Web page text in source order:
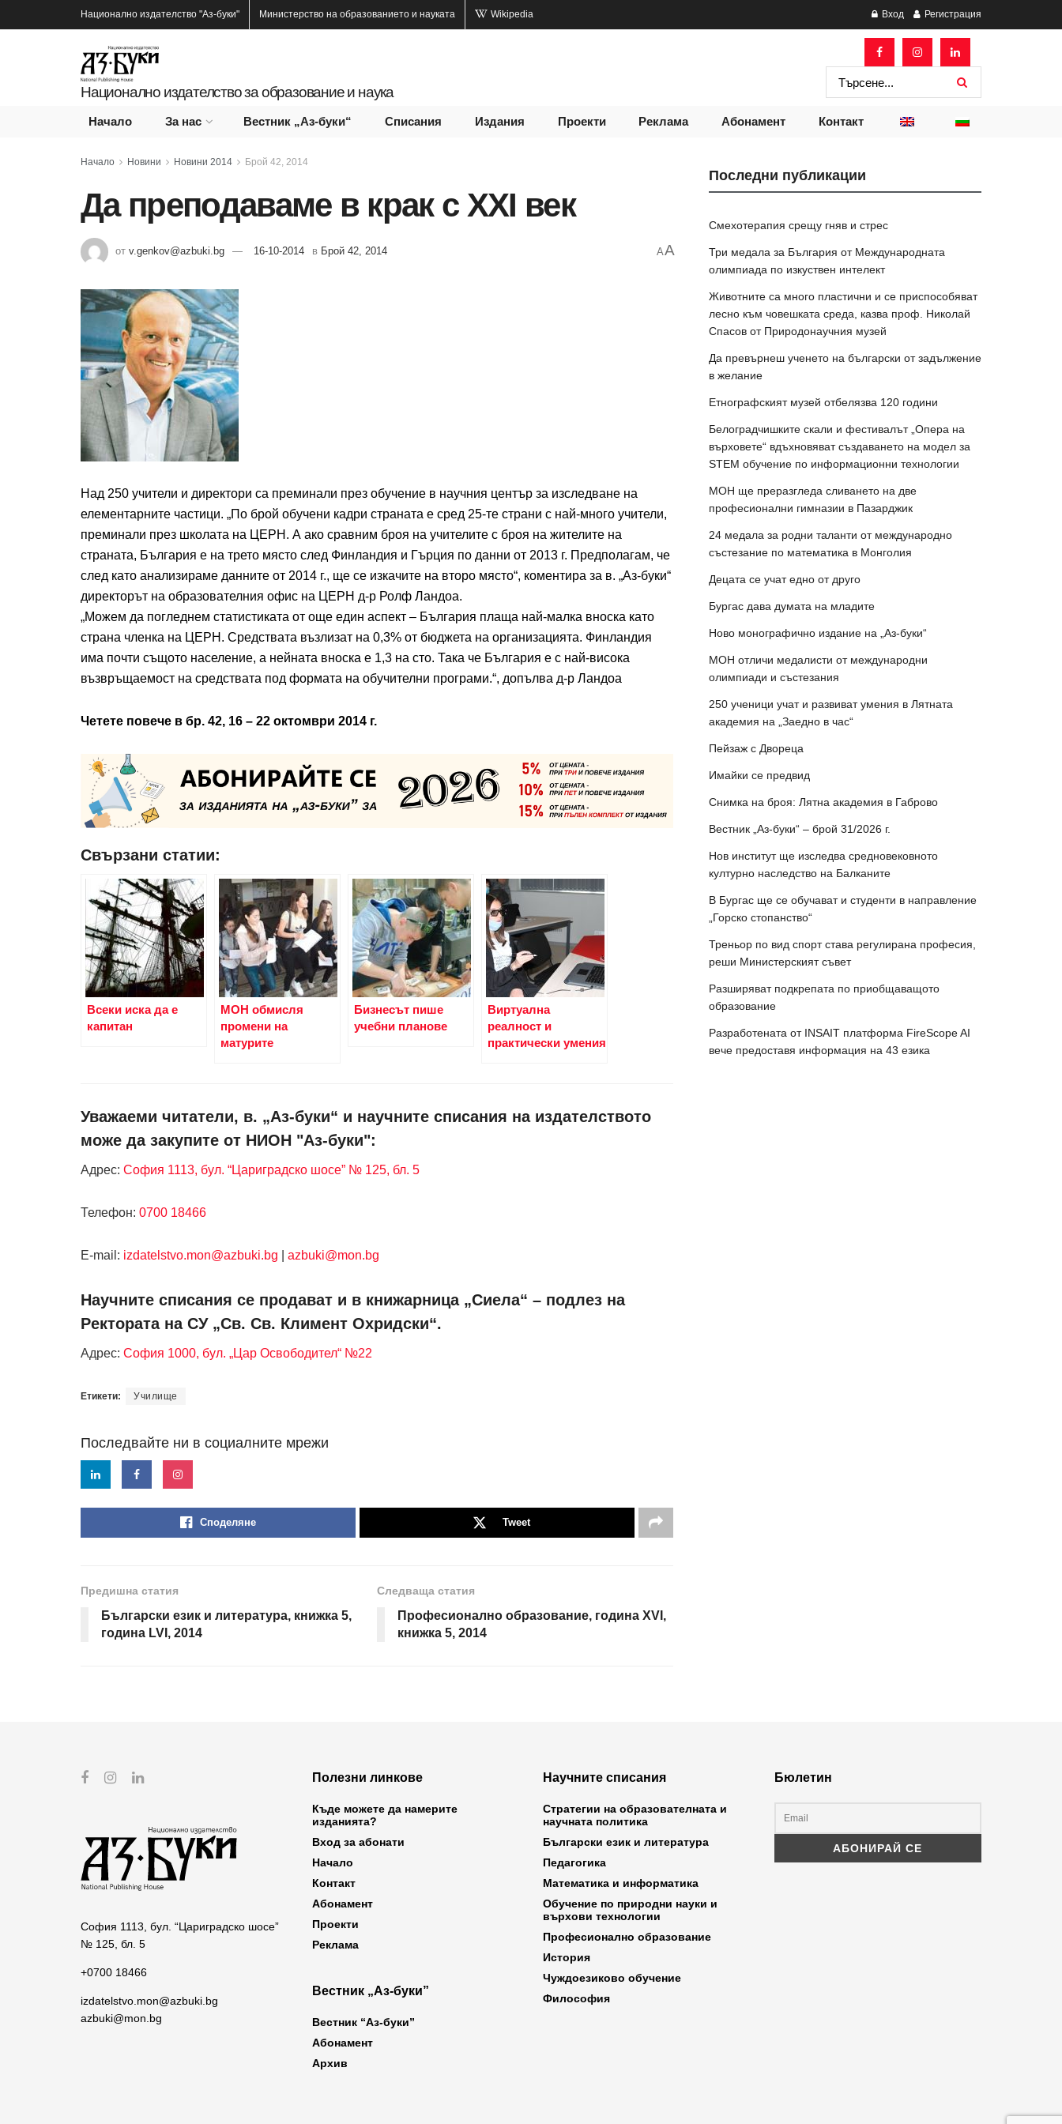
Национално издателство "Аз-буки" Министерство на образованието и науката Wikipedia Вход Регистрация
Национално издателство за образование и наука
Начало За нас Вестник „Аз-буки“ Списания Издания Проекти Реклама Абонамент Контакт
Начало Новини Новини 2014 Брой 42, 2014
Да преподаваме в крак с XXI век
от v.genkov@azbuki.bg 16-10-2014 в Брой 42, 2014 AA
Над 250 учители и директори са преминали през обучение в научния център за изследване на
елементарните частици. „По брой обучени кадри страната е сред 25-те страни с най-много учители,
преминали през школата на ЦЕРН. А ако сравним броя на учителите с броя на жителите на
страната, България е на трето място след Финландия и Гърция по данни от 2013 г. Предполагам, че
след като анализираме данните от 2014 г., ще се изкачите на второ място“, коментира за в. „Аз-буки“
директорът на образователния офис на ЦЕРН д-р Ролф Ландоа.
„Можем да погледнем статистиката от още един аспект – България плаща най-малка вноска като
страна членка на ЦЕРН. Средствата възлизат на 0,3% от бюджета на организацията. Финландия
има почти същото население, а нейната вноска е 1,3 на сто. Така че България е с най-висока
възвръщаемост на средствата под формата на обучителни програми.“, допълва д-р Ландоа
Четете повече в бр. 42, 16 – 22 октомври 2014 г.
Свързани статии:
Всеки иска да е
капитан
МОН обмисля
промени на
матурите
Бизнесът пише
учебни планове
Виртуална
реалност и
практически умения
Уважаеми читатели, в. „Аз-буки“ и научните списания на издателството
може да закупите от НИОН "Аз-буки":
Адрес: София 1113, бул. “Цариградско шосе” № 125, бл. 5
Телефон: 0700 18466
Е-mail: izdatelstvo.mon@azbuki.bg azbuki@mon.bg
Научните списания се продават и в книжарница „Сиела“ – подлез на
Ректората на СУ „Св. Св. Климент Охридски“.
Адрес: София 1000, бул. „Цар Освободител“ №22
Етикети: Училище
Последвайте ни в социалните мрежи
Споделяне Tweet
Предишна статия
Български език и литература, книжка 5,
година LVI, 2014
Следваща статия
Професионално образование, година XVI,
книжка 5, 2014
Последни публикации
Смехотерапия срещу гняв и стрес
Три медала за България от Международната
олимпиада по изкуствен интелект
Животните са много пластични и се приспособяват
лесно към човешката среда, казва проф. Николай
Спасов от Природонаучния музей
Да превърнеш ученето на български от задължение
в желание
Етнографският музей отбелязва 120 години
Белоградчишките скали и фестивалът „Опера на
върховете“ вдъхновяват създаването на модел за
STEM обучение по информационни технологии
МОН ще преразгледа сливането на две
професионални гимназии в Пазарджик
24 медала за родни таланти от международно
състезание по математика в Монголия
Децата се учат едно от друго
Бургас дава думата на младите
Ново монографично издание на „Аз-буки“
МОН отличи медалисти от международни
олимпиади и състезания
250 ученици учат и развиват умения в Лятната
академия на „Заедно в час“
Пейзаж с Двореца
Имайки се предвид
Снимка на броя: Лятна академия в Габрово
Вестник „Аз-буки“ – брой 31/2026 г.
Нов институт ще изследва средновековното
културно наследство на Балканите
В Бургас ще се обучават и студенти в направление
„Горско стопанство“
Треньор по вид спорт става регулирана професия,
реши Министерският съвет
Разширяват подкрепата по приобщаващото
образование
Разработената от INSAIT платформа FireScope AI
вече предоставя информация на 43 езика
София 1113, бул. “Цариградско шосе”
№ 125, бл. 5
+0700 18466
izdatelstvo.mon@azbuki.bg
azbuki@mon.bg
Полезни линкове
Къде можете да намерите
изданията?
Вход за абонати
Начало
Контакт
Абонамент
Проекти
Реклама
Вестник „Аз-буки”
Вестник “Аз-буки”
Абонамент
Архив
Научните списания
Стратегии на образователната и
научната политика
Български език и литература
Педагогика
Математика и информатика
Обучение по природни науки и
върхови технологии
Професионално образование
История
Чуждоезиково обучение
Философия
Бюлетин